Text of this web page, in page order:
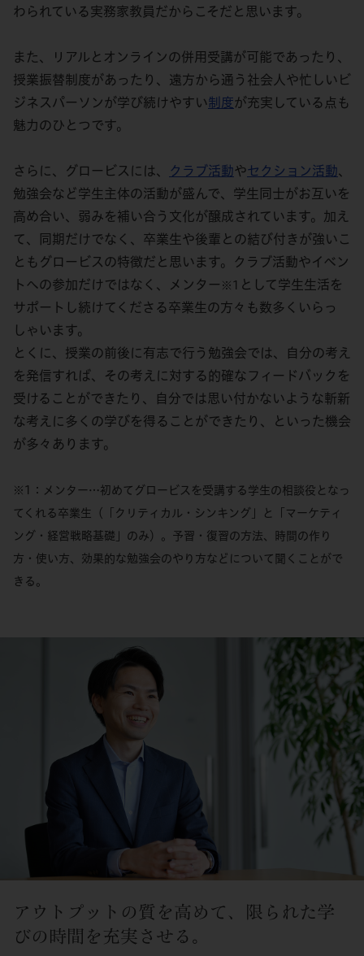
わられている実務家教員だからこそだと思います。
また、リアルとオンラインの併用受講が可能であったり、
授業振替制度があったり、遠方から通う社会人や忙しいビ
ジネスパーソンが学び続けやすい制度が充実している点も
魅力のひとつです。
さらに、グロービスには、 クラブ活動やセクション活動、
勉強会など学生主体の活動が盛んで、学生同士がお互いを
高め合い、弱みを補い合う文化が醸成されています。加え
て、同期だけでなく、卒業生や後輩との結び付きが強いこ
ともグロービスの特徴だと思います。クラブ活動やイベン
トへの参加だけではなく、メンター ※1 として学生生活を
サポートし続けてくださる卒業生の方々も数多くいらっ
しゃいます。
とくに、授業の前後に有志で行う勉強会では、自分の考え
を発信すれば、その考えに対する的確なフィードバックを
受けることができたり、自分では思い付かないような斬新
な考えに多くの学びを得ることができたり、といった機会
が多々あります。
※1：メンター…初めてグロービスを受講する学生の相談役となっ
てくれる卒業生（「クリティカル・シンキング」と「マーケティ
ング・経営戦略基礎」のみ）。予習・復習の方法、時間の作り
方・使い方、効果的な勉強会のやり方などについて聞くことがで
きる。
アウトプットの質を高めて、限られた学
びの時間を充実させる。